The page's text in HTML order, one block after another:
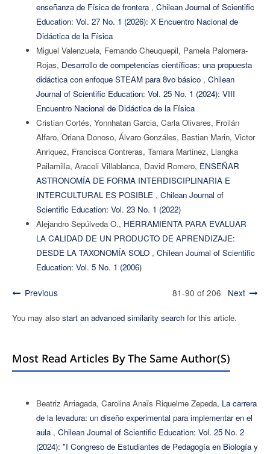
enseñanza de Física de frontera , Chilean Journal of Scientific
Education: Vol. 27 No. 1 (2026): X Encuentro Nacional de
Didáctica de la Física
Miguel Valenzuela, Fernando Cheuquepil, Pamela Palomera-
Rojas, Desarrollo de competencias científicas: una propuesta
didáctica con enfoque STEAM para 8vo básico , Chilean
Journal of Scientific Education: Vol. 25 No. 1 (2024): VIII
Encuentro Nacional de Didáctica de la Física
Cristian Cortés, Yonnhatan Garcia, Carla Olivares, Froilán
Alfaro, Oriana Donoso, Álvaro Gonzáles, Bastian Marin, Victor
Anriquez, Francisca Contreras, Tamara Martinez, Llangka
Pailamilla, Araceli Villablanca, David Romero, ENSEÑAR
ASTRONOMÍA DE FORMA INTERDISCIPLINARIA E
INTERCULTURAL ES POSIBLE , Chilean Journal of
Scientific Education: Vol. 23 No. 1 (2022)
Alejandro Sepúlveda O., HERRAMIENTA PARA EVALUAR
LA CALIDAD DE UN PRODUCTO DE APRENDIZAJE:
DESDE LA TAXONOMÍA SOLO , Chilean Journal of Scientific
Education: Vol. 5 No. 1 (2006)
Previous 81-90 of 206 Next
You may also start an advanced similarity searchfor this article.
Most Read Articles By The Same Author(s)
Beatriz Arriagada, Carolina Anaïs Riquelme Zepeda, La carrera
de la levadura: un diseño experimental para implementar en el
aula , Chilean Journal of Scientific Education: Vol. 25 No. 2
(2024): "I Congreso de Estudiantes de Pedagogía en Biología y